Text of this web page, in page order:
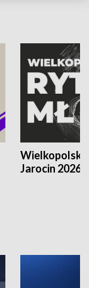
Jarocin 2026